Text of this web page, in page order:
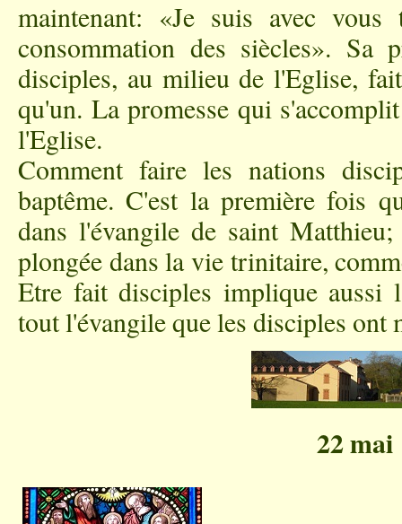
maintenant: «Je suis avec
consommation des siècles». Sa
disciples, au milieu de l'Eglise,
qu'un. La promesse qui
l'Eglise.
Comment faire les nations
baptême. C'est la première fois
dans l'évangile de saint
plongée dans la vie trinitaire,
Etre fait disciples implique aussi
tout l'évangile que les disciples ont
22 mai